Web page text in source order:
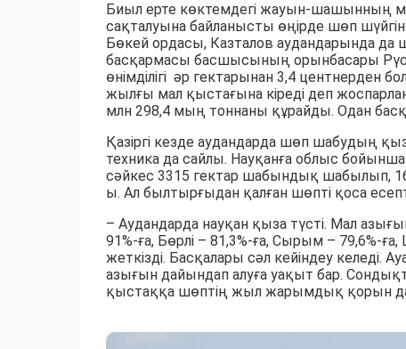
Биыл ерте көктемдегі жауын-шашынның
сақталуына байланысты өңірде шөп
Бөкей ордасы, Казталов аудандарында
басқармасы басшысының орынбасары
өнімділігі әр гектарынан 3,4 центнерден
жылғы мал қыстағына кіреді деп
млн 298,4 мың тоннаны құрайды. Одан
Қазіргі кезде аудандарда шөп шабудың
техника да сайлы. Науқанға облыс
сәйкес 3315 гектар шабындық шабылып,
ы. Ал былтырғыдан қалған шөпті қоса
– Аудандарда науқан қыза түсті. Мал
91%-ға, Бөрлі – 81,3%-ға, Сырым – 79,6%-
жеткізді. Басқалары сәл кейіндеу
азығын дайындап алуға уақыт бар.
қыстаққа шөптің жыл жарымдық қорын